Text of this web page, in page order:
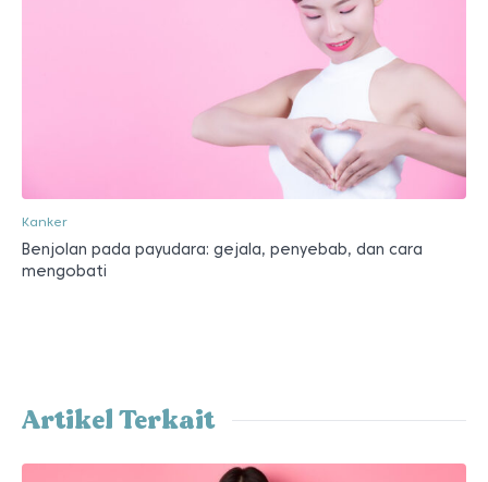
Kanker
Benjolan pada payudara: gejala, penyebab, dan cara
mengobati
Artikel Terkait